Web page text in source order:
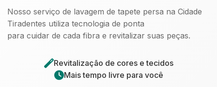
Nosso serviço de lavagem de tapete persa na Cidade
Tiradentes utiliza tecnologia de ponta
para cuidar de cada fibra e revitalizar suas peças.
Revitalização de cores e tecidos
Mais tempo livre para você